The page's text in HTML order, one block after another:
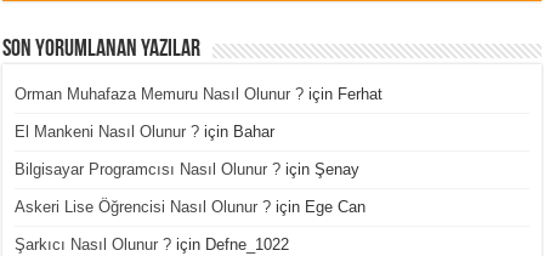
Son Yorumlanan Yazılar
Orman Muhafaza Memuru Nasıl Olunur ? için Ferhat
El Mankeni Nasıl Olunur ? için Bahar
Bilgisayar Programcısı Nasıl Olunur ? içinŞenay
Askeri Lise Öğrencisi Nasıl Olunur ? için Ege Can
Şarkıcı Nasıl Olunur ? için Defne_1022